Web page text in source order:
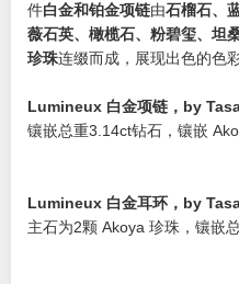
件白金和铂金项链由石榴石、
薇石英、橄榄石、粉碧玺、坦
珍珠连缀而成，展现出色的色彩
Lumineux 白金项链，by
镶嵌总重3.14ct钻石，镶嵌
Lumineux 白金耳环，by
主石为2颗 Akoya 珍珠，镶嵌